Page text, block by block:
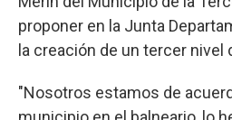
proponer en la Junta
la creación de un tercer nivel
"Nosotros estamos de